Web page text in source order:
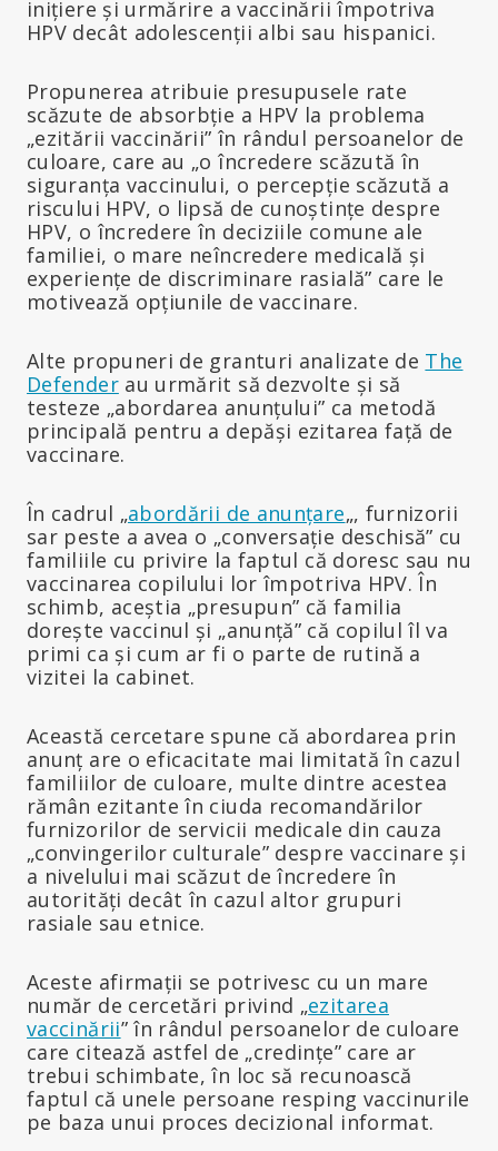
inițiere și urmărire a vaccinării împotriva
HPV decât adolescenții albi sau hispanici.
Propunerea atribuie presupusele rate
scăzute de absorbție a HPV la problema
„ezitării vaccinării” în rândul persoanelor de
culoare, care au „o încredere scăzută în
siguranța vaccinului, o percepție scăzută a
riscului HPV, o lipsă de cunoștințe despre
HPV, o încredere în deciziile comune ale
familiei, o mare neîncredere medicală și
experiențe de discriminare rasială” care le
motivează opțiunile de vaccinare.
Alte propuneri de granturi analizate de The
Defenderau urmărit să dezvolte și să
testeze „abordarea anunțului” ca metodă
principală pentru a depăși ezitarea față de
vaccinare.
În cadrul „abordării de anunțare„, furnizorii
sar peste a avea o „conversație deschisă” cu
familiile cu privire la faptul că doresc sau nu
vaccinarea copilului lor împotriva HPV. În
schimb, aceștia „presupun” că familia
dorește vaccinul și „anunță” că copilul îl va
primi ca și cum ar fi o parte de rutină a
vizitei la cabinet.
Această cercetare spune că abordarea prin
anunț are o eficacitate mai limitată în cazul
familiilor de culoare, multe dintre acestea
rămân ezitante în ciuda recomandărilor
furnizorilor de servicii medicale din cauza
„convingerilor culturale” despre vaccinare și
a nivelului mai scăzut de încredere în
autorități decât în cazul altor grupuri
rasiale sau etnice.
Aceste afirmații se potrivesc cu un mare
număr de cercetări privind „ezitarea
vaccinării” în rândul persoanelor de culoare
care citează astfel de „credințe” care ar
trebui schimbate, în loc să recunoască
faptul că unele persoane resping vaccinurile
pe baza unui proces decizional informat.